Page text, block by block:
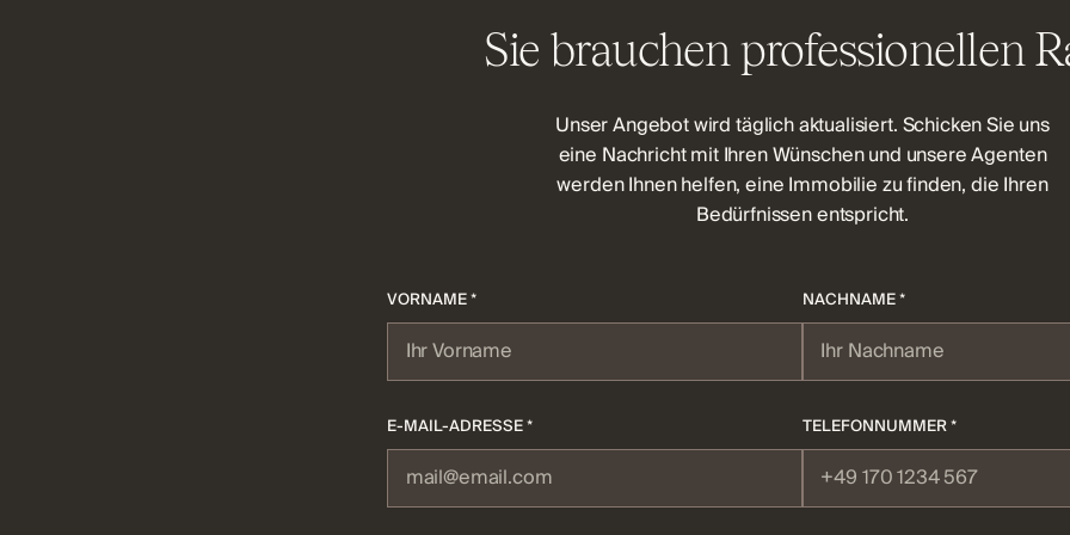
Sie brauchen professionellen
Unser Angebot wird täglich aktualisiert. Schicken Sie uns
eine Nachricht mit Ihren Wünschen und unsere Agenten
werden Ihnen helfen, eine Immobilie zu finden, die Ihren
Bedürfnissen entspricht.
VORNAME * NACHNAME *
E-MAIL-ADRESSE * TELEFONNUMMER *